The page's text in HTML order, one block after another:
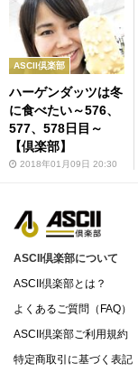
ASCII倶楽部
ハーゲンダッツは冬
に食べたい～576、
577、578日目～
【倶楽部】
2018年01月09日 20:30
ASCII倶楽部について
ASCII倶楽部とは？
よくあるご質問（FAQ）
ASCII倶楽部ご利用規約
特定商取引に基づく表記